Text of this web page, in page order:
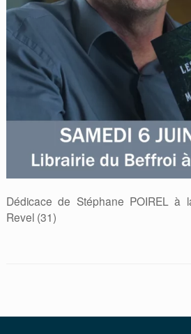
Dédicace de Stéphane POIREL à
Revel (31)